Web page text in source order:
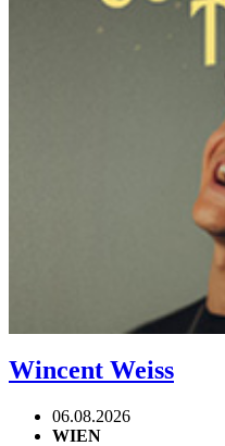
Wincent Weiss
06.08.2026
WIEN